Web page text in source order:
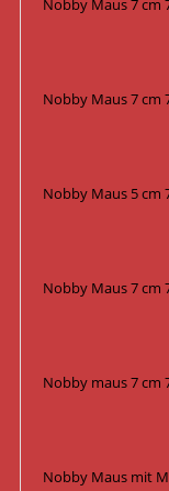
Nobby Maus 7 cm
Nobby Maus 7 cm
Nobby Maus 5 cm
Nobby Maus 7 cm
Nobby maus 7 cm
Nobby Maus mit